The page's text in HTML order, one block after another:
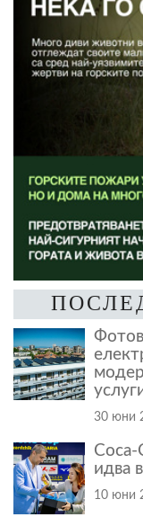
30 юни
идва
10 юни